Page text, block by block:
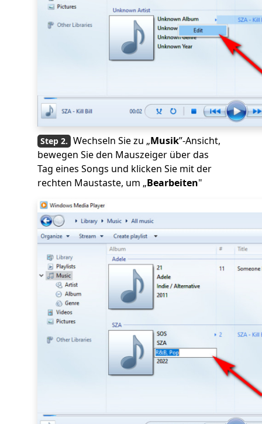
Wechseln Sie zu „Musik”-Ansicht,
bewegen Sie den Mauszeiger über das
Tag eines Songs und klicken Sie mit der
rechten Maustaste, um „Bearbeiten"